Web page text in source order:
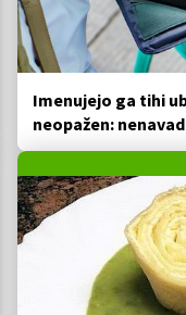
Imenujejo ga tihi
neopažen: